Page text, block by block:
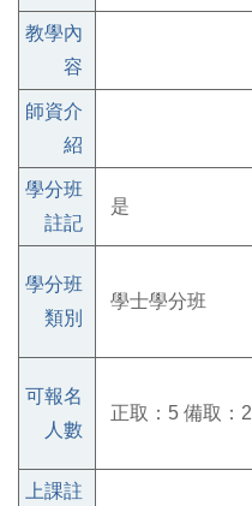
教學內
容
師資介
紹
學分班
註記
是
學分班
類別
學士學分班
可報名
人數
正取：5 備取：2
上課註